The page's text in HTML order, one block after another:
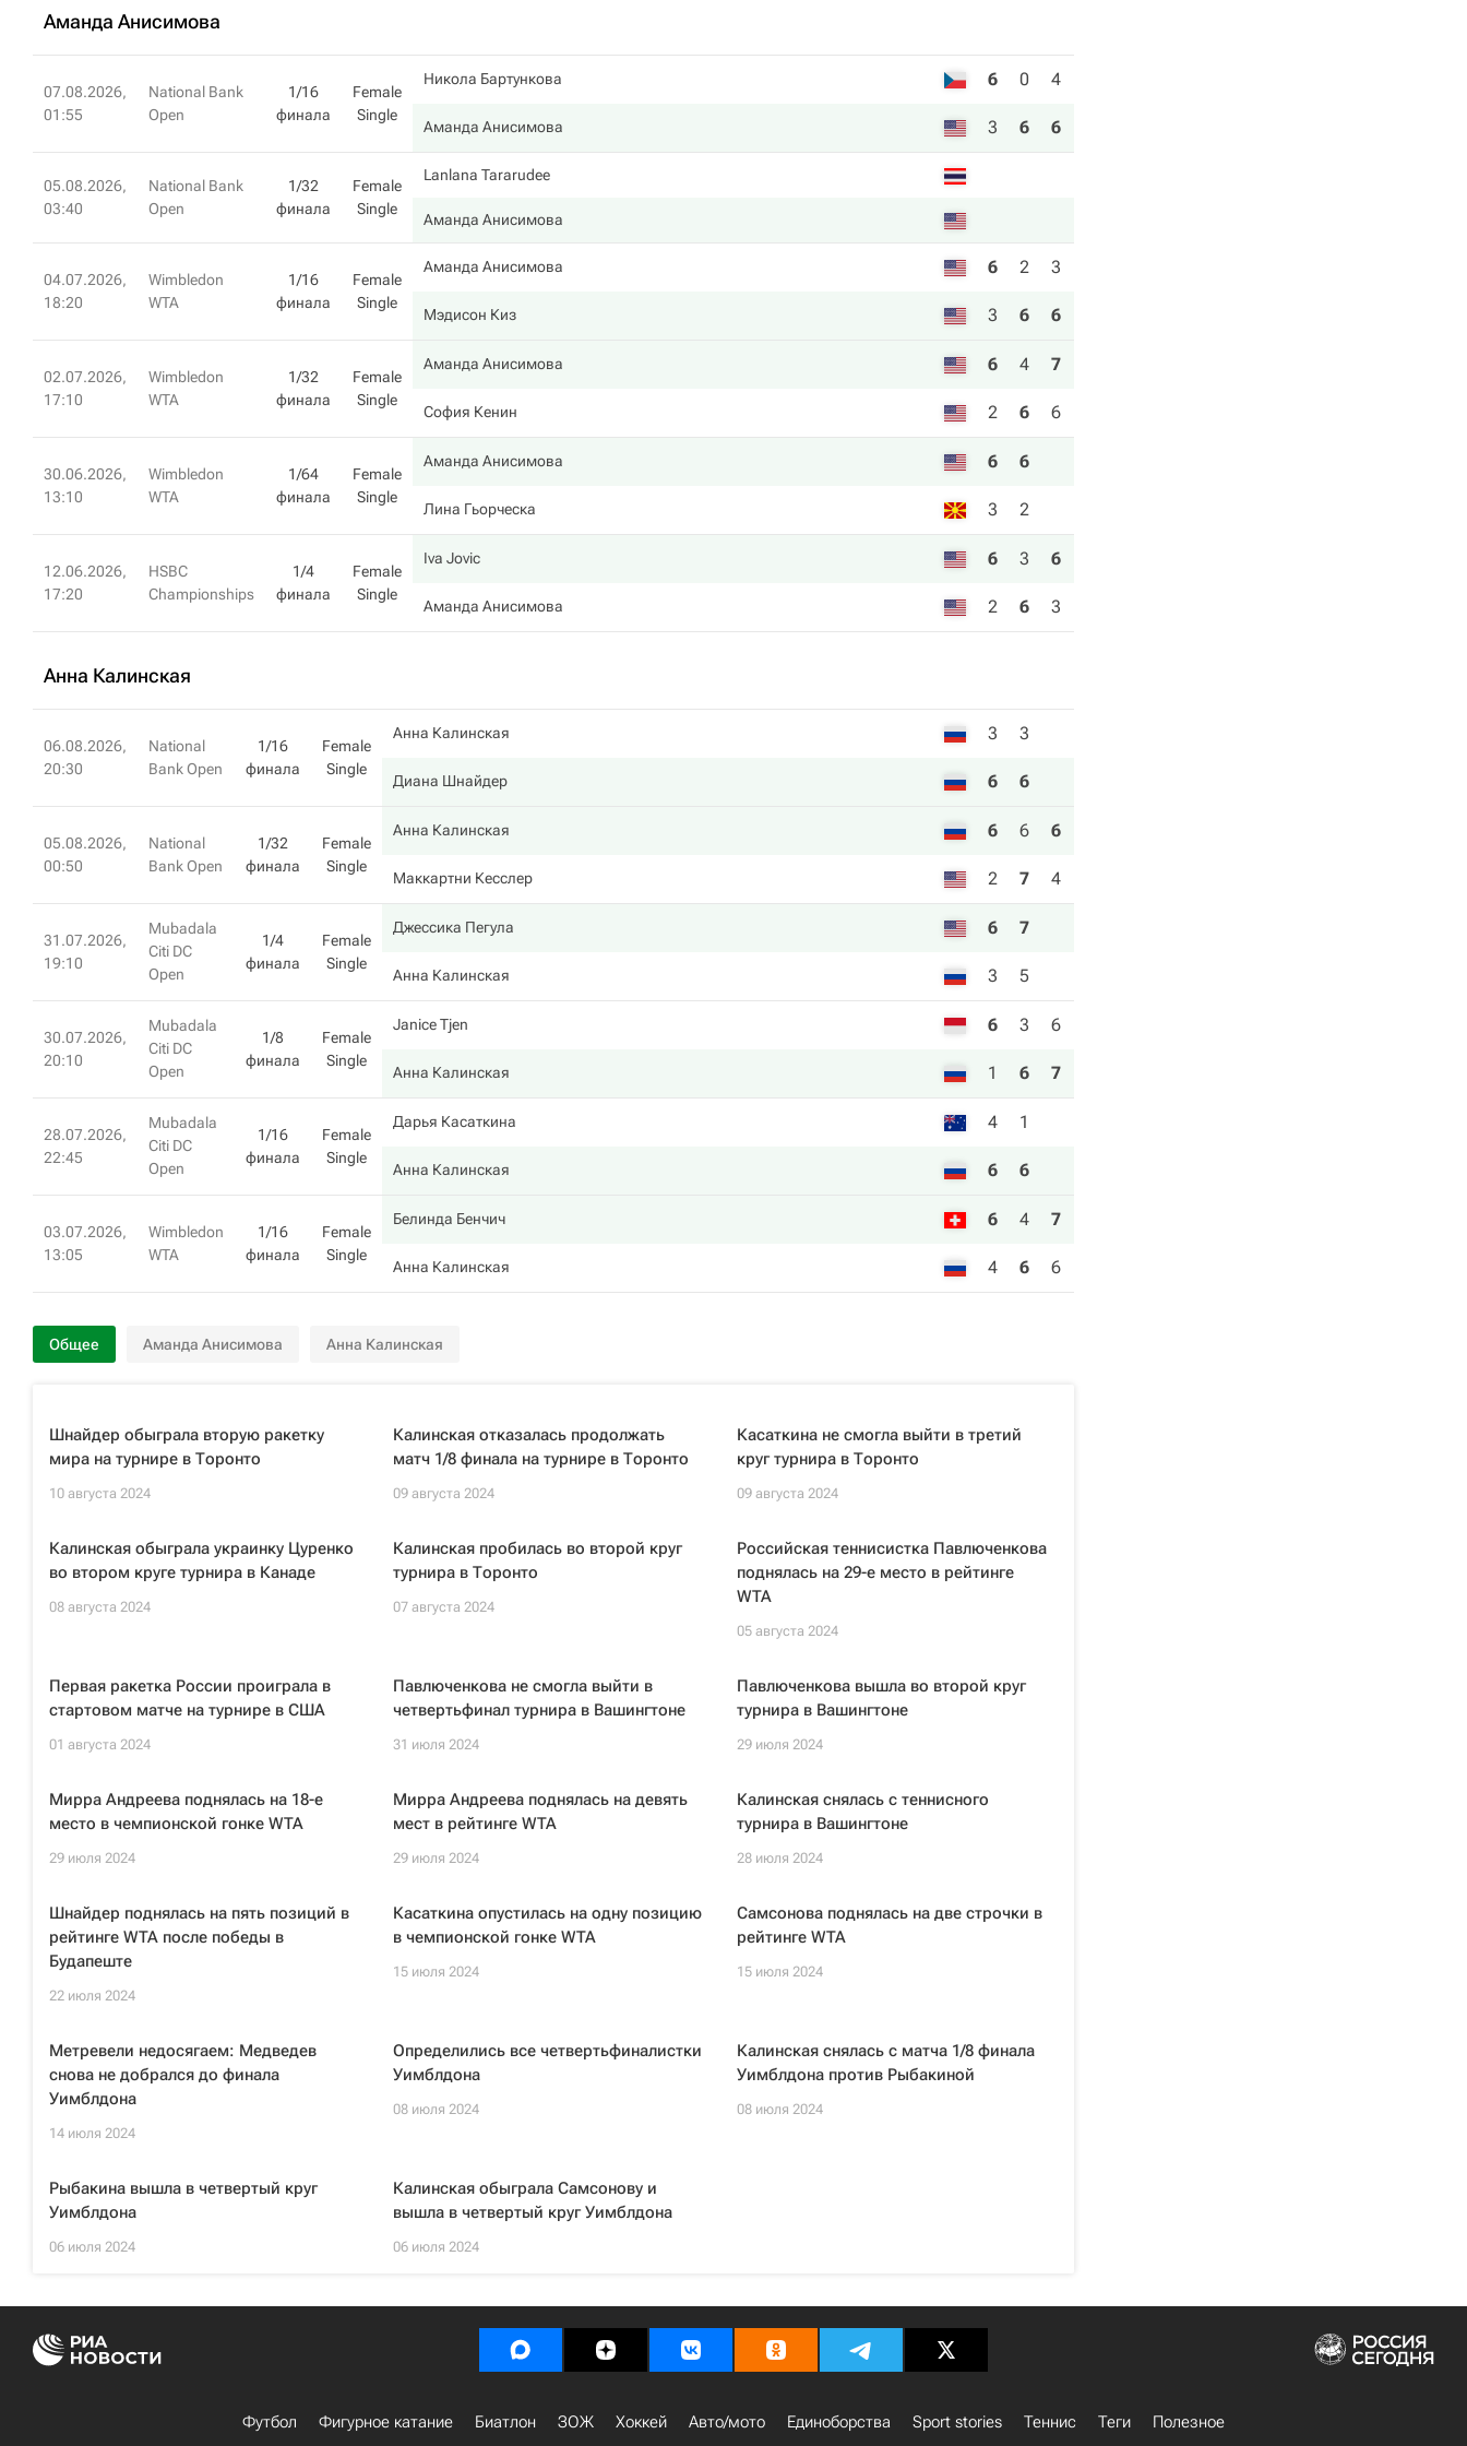
Аманда Анисимова
07.08.2026,
01:55
National Bank
Open
1/16
финала
Female
Single
Никола Бартункова 6 0 4
Аманда Анисимова 3 6 6
05.08.2026,
03:40
National Bank
Open
1/32
финала
Female
Single
Lanlana Tararudee
Аманда Анисимова
04.07.2026,
18:20
Wimbledon
WTA
1/16
финала
Female
Single
Аманда Анисимова 6 2 3
Мэдисон Киз 3 6 6
02.07.2026,
17:10
Wimbledon
WTA
1/32
финала
Female
Single
Аманда Анисимова 6 4 7
София Кенин 2 6 6
30.06.2026,
13:10
Wimbledon
WTA
1/64
финала
Female
Single
Аманда Анисимова 6 6
Лина Гьорческа 3 2
12.06.2026,
17:20
HSBC
Championships
1/4
финала
Female
Single
Iva Jovic 6 3 6
Аманда Анисимова 2 6 3
Анна Калинская
06.08.2026,
20:30
National
Bank Open
1/16
финала
Female
Single
Анна Калинская 3 3
Диана Шнайдер 6 6
05.08.2026,
00:50
National
Bank Open
1/32
финала
Female
Single
Анна Калинская 6 6 6
Маккартни Кесслер 2 7 4
31.07.2026,
19:10
Mubadala
Citi DC
Open
1/4
финала
Female
Single
Джессика Пегула 6 7
Анна Калинская 3 5
30.07.2026,
20:10
Mubadala
Citi DC
Open
1/8
финала
Female
Single
Janice Tjen 6 3 6
Анна Калинская 1 6 7
28.07.2026,
22:45
Mubadala
Citi DC
Open
1/16
финала
Female
Single
Дарья Касаткина 4 1
Анна Калинская 6 6
03.07.2026,
13:05
Wimbledon
WTA
1/16
финала
Female
Single
Белинда Бенчич 6 4 7
Анна Калинская 4 6 6
Общее Аманда Анисимова Анна Калинская
Шнайдер обыграла вторую ракетку
мира на турнире в Торонто
10 августа 2024
Калинская отказалась продолжать
матч 1/8 финала на турнире в Торонто
09 августа 2024
Касаткина не смогла выйти в третий
круг турнира в Торонто
09 августа 2024
Калинская обыграла украинку Цуренко
во втором круге турнира в Канаде
08 августа 2024
Калинская пробилась во второй круг
турнира в Торонто
07 августа 2024
Российская теннисистка Павлюченкова
поднялась на 29-е место в рейтинге
WTA
05 августа 2024
Первая ракетка России проиграла в
стартовом матче на турнире в США
01 августа 2024
Павлюченкова не смогла выйти в
четвертьфинал турнира в Вашингтоне
31 июля 2024
Павлюченкова вышла во второй круг
турнира в Вашингтоне
29 июля 2024
Мирра Андреева поднялась на 18-е
место в чемпионской гонке WTA
29 июля 2024
Мирра Андреева поднялась на девять
мест в рейтинге WTA
29 июля 2024
Калинская снялась с теннисного
турнира в Вашингтоне
28 июля 2024
Шнайдер поднялась на пять позиций в
рейтинге WTA после победы в
Будапеште
22 июля 2024
Касаткина опустилась на одну позицию
в чемпионской гонке WTA
15 июля 2024
Самсонова поднялась на две строчки в
рейтинге WTA
15 июля 2024
Метревели недосягаем: Медведев
снова не добрался до финала
Уимблдона
14 июля 2024
Определились все четвертьфиналистки
Уимблдона
08 июля 2024
Калинская снялась с матча 1/8 финала
Уимблдона против Рыбакиной
08 июля 2024
Рыбакина вышла в четвертый круг
Уимблдона
06 июля 2024
Калинская обыграла Самсонову и
вышла в четвертый круг Уимблдона
06 июля 2024
Футбол Фигурное катание Биатлон ЗОЖ Хоккей Авто/мото Единоборства Sport stories Теннис Теги Полезное